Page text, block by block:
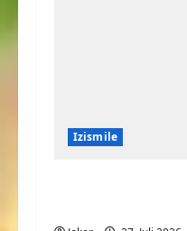
Izismile